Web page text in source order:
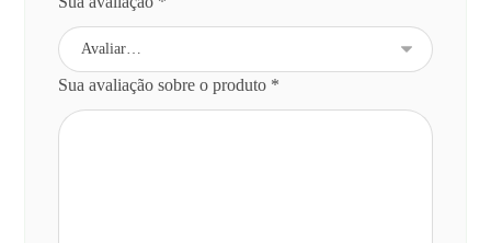
Sua avaliação sobre o produto *